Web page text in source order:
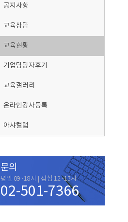
공지사항
교육상담
교육현황
기업담당자후기
교육갤러리
온라인강사등록
아샤컬럼
문의
평일 09~18시 | 점심 12~13시
02-501-7366